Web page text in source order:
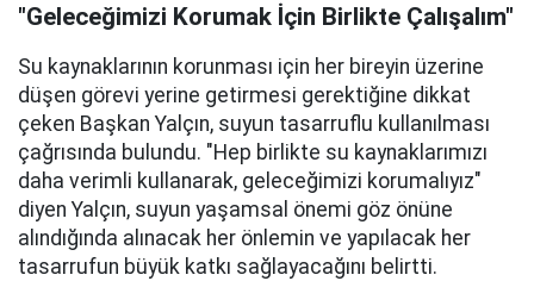
"Geleceğimizi Korumak İçin Birlikte Çalışalım"
Su kaynaklarının korunması için her bireyin üzerine
düşen görevi yerine getirmesi gerektiğine dikkat
çeken Başkan Yalçın, suyun tasarruflu kullanılması
çağrısında bulundu. "Hep birlikte su kaynaklarımızı
daha verimli kullanarak, geleceğimizi korumalıyız"
diyen Yalçın, suyun yaşamsal önemi göz önüne
alındığında alınacak her önlemin ve yapılacak her
tasarrufun büyük katkı sağlayacağını belirtti.